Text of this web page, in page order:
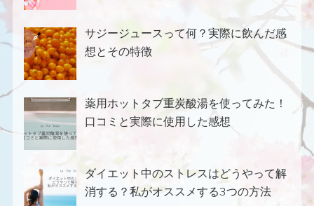
サジージュースって何？実際に飲んだ感
想とその特徴
薬用ホットタブ重炭酸湯を使ってみた！
口コミと実際に使用した感想
ダイエット中のストレスはどうやって解
消する？私がオススメする3つの方法